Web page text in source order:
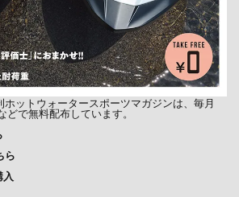
ットウォータースポーツマガジンは、毎月
で無料配布しています。
ら